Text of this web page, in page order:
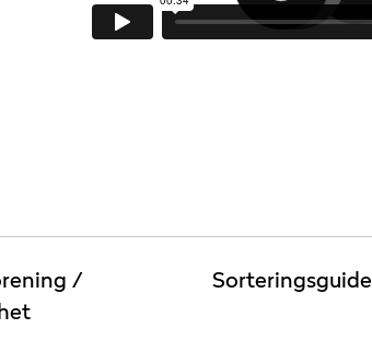
/
Sorteringsguide